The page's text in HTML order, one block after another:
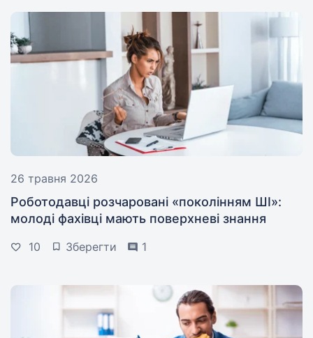
26 травня 2026
Роботодавці розчаровані «поколінням ШІ»:
молоді фахівці мають поверхневі знання
10 Зберегти 1